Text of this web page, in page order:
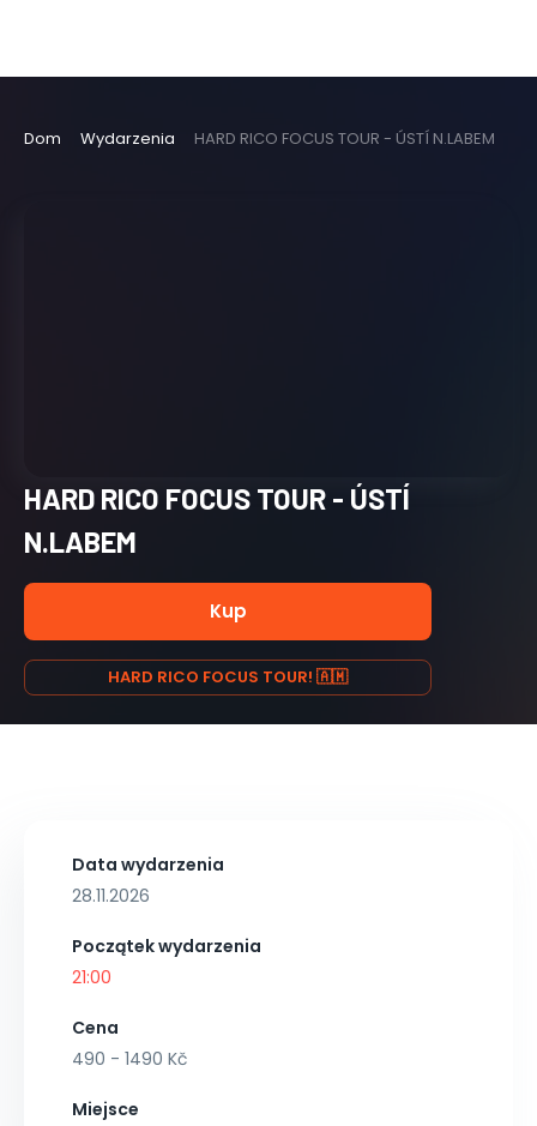
Dom Wydarzenia HARD RICO FOCUS TOUR - ÚSTÍ N.LABEM
HARD RICO FOCUS TOUR - ÚSTÍ
N.LABEM
Kup
HARD RICO FOCUS TOUR! 🇦🇲
Data wydarzenia
28.11.2026
Początek wydarzenia
21:00
Cena
490 - 1490 Kč
Miejsce